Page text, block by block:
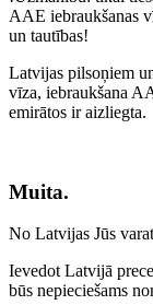
AAE iebraukšanas
un tautības!
Latvijas pilsoņiem
vīza, iebraukšana
emirātos ir aizliegta.
Muita.
No Latvijas Jūs
Ievedot Latvijā
būs nepieciešams